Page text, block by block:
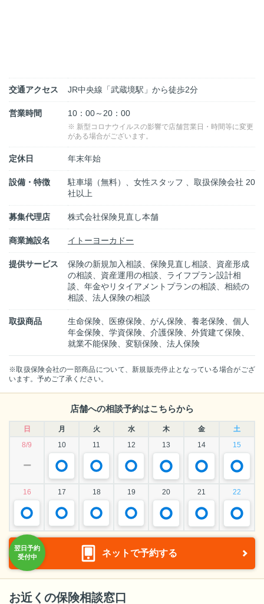
交通アクセス JR中央線「武蔵境駅」から徒歩2分
営業時間 10：00～20：00
※ 新型コロナウイルスの影響で店舗営業日・時間等に変更
がある場合がございます。
定休日 年末年始
設備・特徴
駐車場（無料）、女性スタッフ 、取扱保険会社 20
社以上
募集代理店 株式会社保険見直し本舗
商業施設名 イトーヨーカドー
提供サービス
保険の新規加入相談、保険見直し相談、資産形成
の相談、資産運用の相談、ライフプラン設計相
談、年金やリタイアメントプランの相談、相続の
相談、法人保険の相談
取扱商品
生命保険、医療保険、がん保険、養老保険、個人
年金保険、学資保険、介護保険、外貨建て保険、
就業不能保険、変額保険、法人保険
※取扱保険会社の一部商品について、新規販売停止となっている場合がござ
います。予めご了承ください。
店舗への相談予約はこちらから
日 月 火 水 木 金
土
8/9
10 11 12 13 14 15
ー
16 17 18 19 20 21 22
ネットで予約する
お近くの保険相談窓口